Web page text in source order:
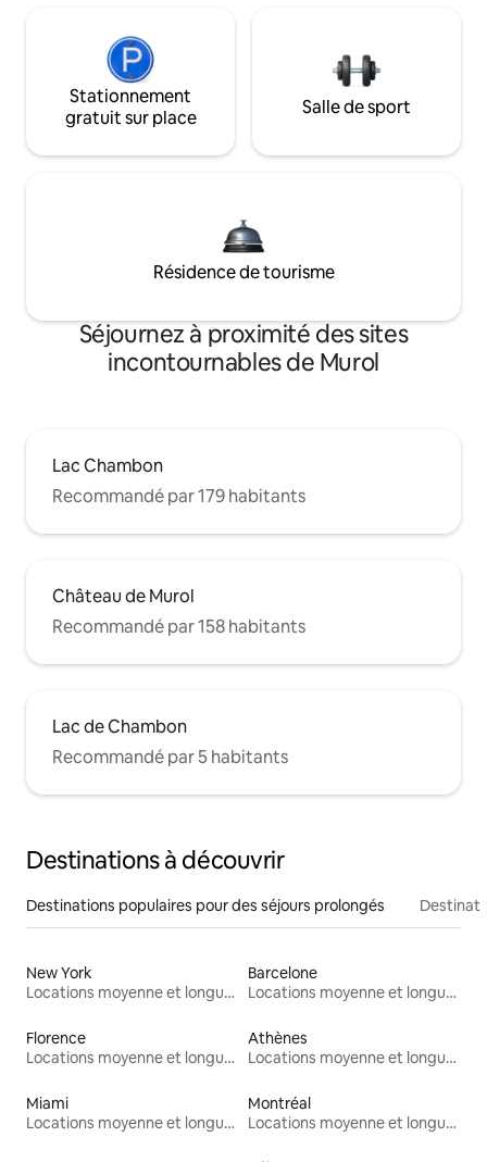
Stationnement
gratuit sur place
Salle de sport
Résidence de tourisme
Séjournez à proximité des sites
incontournables de Murol
Lac Chambon
Recommandé par 179 habitants
Château de Murol
Recommandé par 158 habitants
Lac de Chambon
Recommandé par 5 habitants
Destinations à découvrir
Destinations populaires pour des séjours prolongés
New York
Locations moyenne et longue durée
Barcelone
Locations moyenne et longue durée
Florence
Locations moyenne et longue durée
Athènes
Locations moyenne et longue durée
Miami
Locations moyenne et longue durée
Montréal
Locations moyenne et longue durée